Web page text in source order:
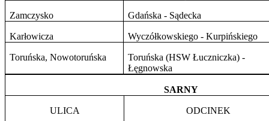
Zamczysko Gdańska - Sądecka
Karłowicza Wyczółkowskiego - Kurpińskiego
Toruńska, Nowotoruńska
Toruńska (HSW Łuczniczka) -
Łęgnowska
SARNY
ULICA ODCINEK